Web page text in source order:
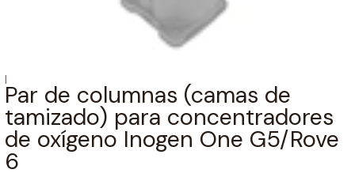
|
Par de columnas (camas de
tamizado) para concentradores
de oxígeno Inogen One G5/Rove
6